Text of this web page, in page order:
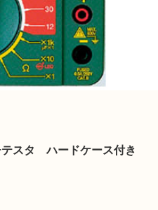
テスタ ハードケース付き